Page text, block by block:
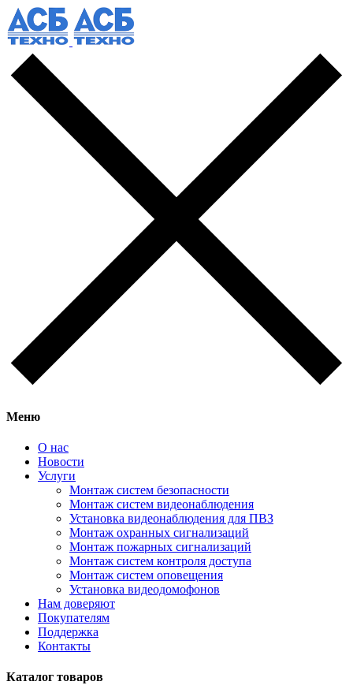
Меню
О нас
Новости
Услуги
Монтаж систем безопасности
Монтаж систем видеонаблюдения
Установка видеонаблюдения для ПВЗ
Монтаж охранных сигнализаций
Монтаж пожарных сигнализаций
Монтаж систем контроля доступа
Монтаж систем оповещения
Установка видеодомофонов
Нам доверяют
Покупателям
Поддержка
Контакты
Каталог товаров